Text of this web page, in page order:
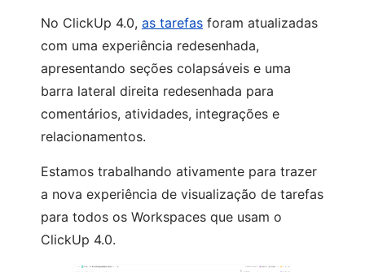
No ClickUp 4.0, as tarefas foram atualizadas
com uma experiência redesenhada,
apresentando seções colapsáveis e uma
barra lateral direita redesenhada para
comentários, atividades, integrações e
relacionamentos.
Estamos trabalhando ativamente para trazer
a nova experiência de visualização de tarefas
para todos os Workspaces que usam o
ClickUp 4.0.